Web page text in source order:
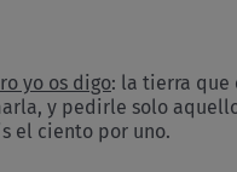
yo os digo: la tierra que
y pedirle solo
el ciento por uno.